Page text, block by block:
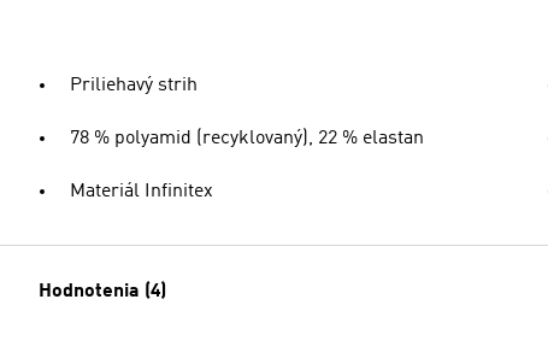
Priliehavý strih
78 % polyamid (recyklovaný), 22 % elastan
Materiál Infinitex
Hodnotenia (4)